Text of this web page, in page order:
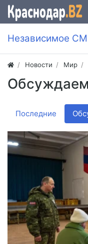
Независимое
Новости Мир
Последние